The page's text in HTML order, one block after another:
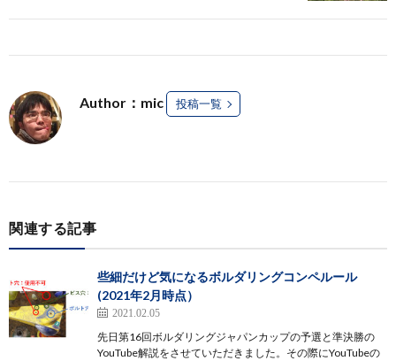
Author：mic 投稿一覧
関連する記事
些細だけど気になるボルダリングコンペルール
(2021年2月時点）
2021.02.05
先日第16回ボルダリングジャパンカップの予選と準決勝の
YouTube解説をさせていただきました。その際にYouTubeの